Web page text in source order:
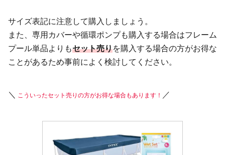
サイズ表記に注意して購入しましょう。
また、専用カバーや循環ポンプも購入する場合はフレーム
プール単品よりもセット売りを購入する場合の方がお得な
ことがあるため事前によく検討してください。
＼ こういったセット売りの方がお得な場合もあります！ ／